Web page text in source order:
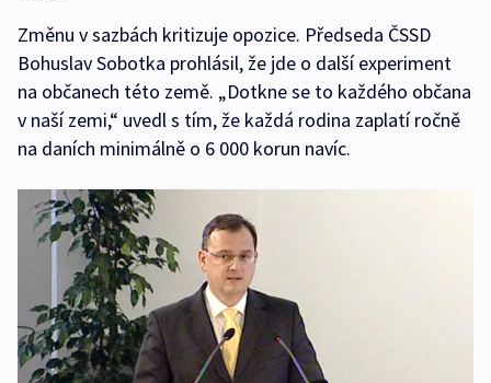
Změnu v sazbách kritizuje opozice. Předseda ČSSD
Bohuslav Sobotka prohlásil, že jde o další experiment
na občanech této země. „Dotkne se to každého občana
v naší zemi,“ uvedl s tím, že každá rodina zaplatí ročně
na daních minimálně o 6 000 korun navíc.